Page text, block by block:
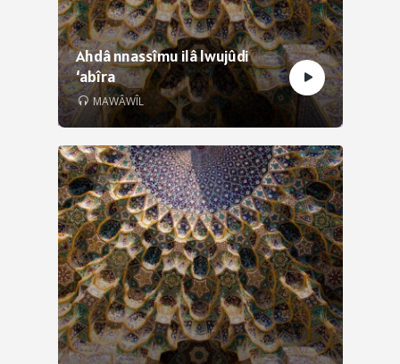
Ahdâ nnassîmu ilâ lwujûdi
‘abîra
MAWÂWÎL